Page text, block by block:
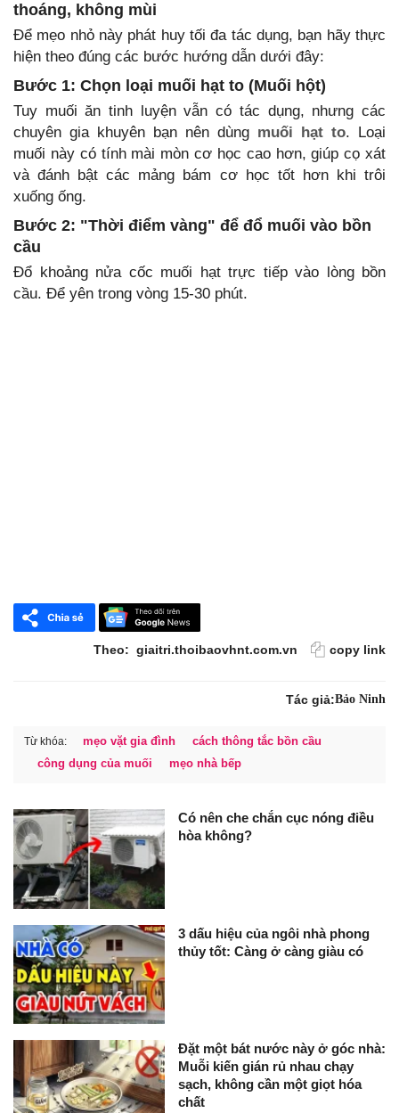
thoáng, không mùi
Để mẹo nhỏ này phát huy tối đa tác dụng, bạn hãy thực
hiện theo đúng các bước hướng dẫn dưới đây:
Bước 1: Chọn loại muối hạt to (Muối hột)
Tuy muối ăn tinh luyện vẫn có tác dụng, nhưng các
chuyên gia khuyên bạn nên dùng muối hạt to. Loại
muối này có tính mài mòn cơ học cao hơn, giúp cọ xát
và đánh bật các mảng bám cơ học tốt hơn khi trôi
xuống ống.
Bước 2: "Thời điểm vàng" để đổ muối vào bồn
cầu
Đổ khoảng nửa cốc muối hạt trực tiếp vào lòng bồn
cầu. Để yên trong vòng 15-30 phút.
Theo: giaitri.thoibaovhnt.com.vn copy link
Tác giả:Bảo Ninh
Từ khóa: mẹo vặt gia đình
cách thông tắc bồn cầu
công dụng của muối
mẹo nhà bếp
Có nên che chắn cục nóng điều
hòa không?
3 dấu hiệu của ngôi nhà phong
thủy tốt: Càng ở càng giàu có
Đặt một bát nước này ở góc nhà:
Muỗi kiến gián rủ nhau chạy
sạch, không cần một giọt hóa
chất